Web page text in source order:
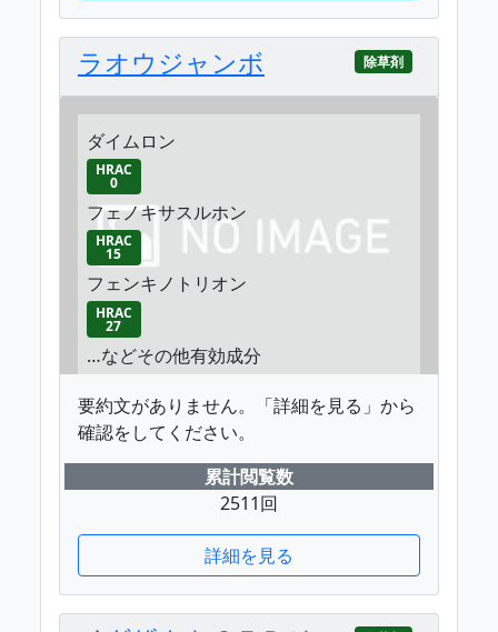
ラオウジャンボ 除草剤
ダイムロン
HRAC
0
フェノキサスルホン
HRAC
15
フェンキノトリオン
HRAC
27
…などその他有効成分
要約文がありません。「詳細を見る」から
確認をしてください。
累計閲覧数
2511回
詳細を見る